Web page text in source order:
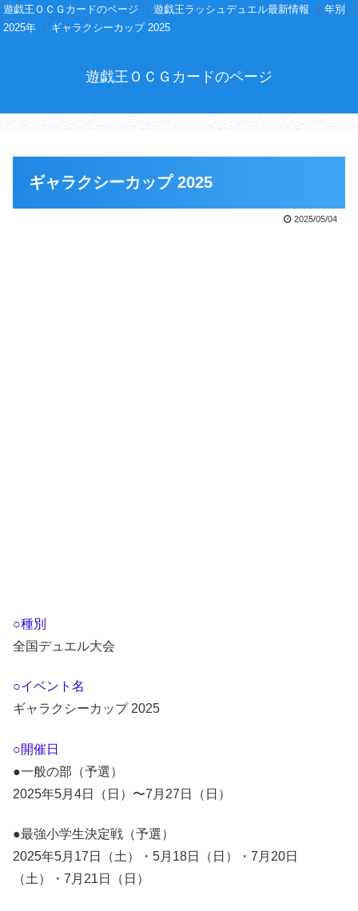
遊戯王ＯＣＧカードのページ 遊戯王ラッシュデュエル最新情報
年別
2025年
ギャラクシーカップ 2025
遊戯王ＯＣＧカードのページ
ギャラクシーカップ 2025
2025/05/04
○種別
全国デュエル大会
○イベント名
ギャラクシーカップ 2025
○開催日
●一般の部（予選）
2025年5月4日（日）〜7月27日（日）
●最強小学生決定戦（予選）
2025年5月17日（土）・5月18日（日）・7月20日
（土）・7月21日（日）